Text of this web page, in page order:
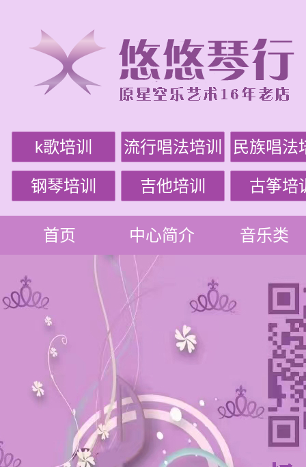
k歌培训 流行唱法培训 民族唱法
钢琴培训 吉他培训 古筝培
首页 中心简介 音乐类